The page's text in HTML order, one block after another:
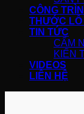
CÔNG
THƯỚC LỖ
TIN TỨC
CẨM
KIẾN
VIDEOS
LIÊN HỆ